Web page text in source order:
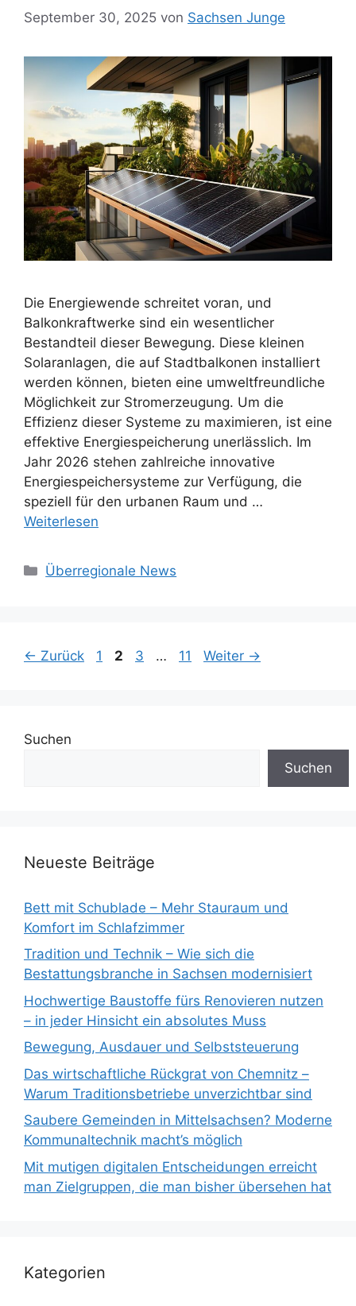
September 30, 2025 von Sachsen Junge
Die Energiewende schreitet voran, und
Balkonkraftwerke sind ein wesentlicher
Bestandteil dieser Bewegung. Diese kleinen
Solaranlagen, die auf Stadtbalkonen installiert
werden können, bieten eine umweltfreundliche
Möglichkeit zur Stromerzeugung. Um die
Effizienz dieser Systeme zu maximieren, ist eine
effektive Energiespeicherung unerlässlich. Im
Jahr 2026 stehen zahlreiche innovative
Energiespeichersysteme zur Verfügung, die
speziell für den urbanen Raum und …
Weiterlesen
Kategorien
Überregionale News
← Zurück Seite
1 Seite
2 Seite
3 … Seite
11 Weiter →
Suchen
Suchen
Neueste Beiträge
Bett mit Schublade – Mehr Stauraum und
Komfort im Schlafzimmer
Tradition und Technik – Wie sich die
Bestattungsbranche in Sachsen modernisiert
Hochwertige Baustoffe fürs Renovieren nutzen
– in jeder Hinsicht ein absolutes Muss
Bewegung, Ausdauer und Selbststeuerung
Das wirtschaftliche Rückgrat von Chemnitz –
Warum Traditionsbetriebe unverzichtbar sind
Saubere Gemeinden in Mittelsachsen? Moderne
Kommunaltechnik macht’s möglich
Mit mutigen digitalen Entscheidungen erreicht
man Zielgruppen, die man bisher übersehen hat
Kategorien